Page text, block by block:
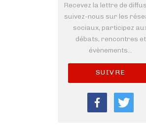
Recevez la lettre de
suivez-nous sur les
sociaux, participez
débats, rencontres et
évènements...
SUIVRE